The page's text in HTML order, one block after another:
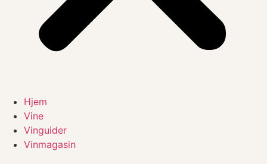
Hjem
Vine
Vinguider
Vinmagasin